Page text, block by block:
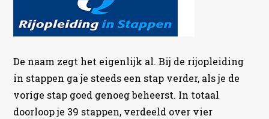
De naam zegt het eigenlijk al. Bij de rijopleiding
in stappen ga je steeds een stap verder, als je de
vorige stap goed genoeg beheerst. In totaal
doorloop je 39 stappen, verdeeld over vier